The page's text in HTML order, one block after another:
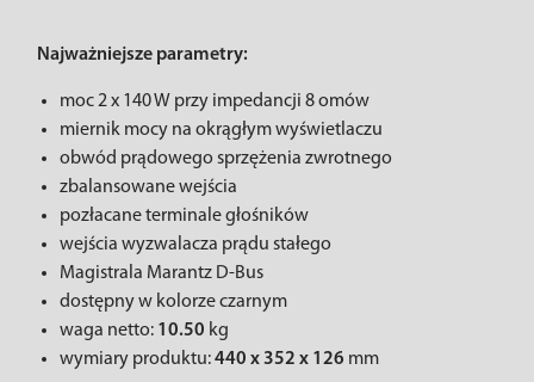
Najważniejsze parametry:
moc 2 x 140 W przy impedancji 8 omów
miernik mocy na okrągłym wyświetlaczu
obwód prądowego sprzężenia zwrotnego
zbalansowane wejścia
pozłacane terminale głośników
wejścia wyzwalacza prądu stałego
Magistrala Marantz D-Bus
dostępny w kolorze czarnym
waga netto: 10.50 kg
wymiary produktu:440 x 352 x 126 mm